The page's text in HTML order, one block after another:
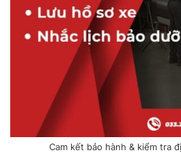
Cam kết bảo hành & kiểm tra